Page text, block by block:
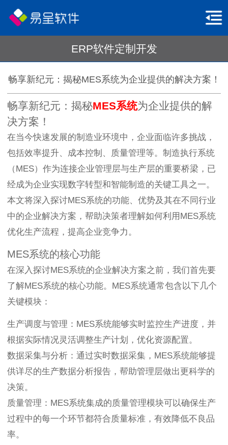
ERP软件定制开发
畅享新纪元：揭秘MES系统为企业提供的解决方案！
畅享新纪元：揭秘MES系统为企业提供的解
决方案！
在当今快速发展的制造业环境中，企业面临许多挑战，
包括效率提升、成本控制、质量管理等。制造执行系统
（MES）作为连接企业管理层与生产层的重要桥梁，已
经成为企业实现数字转型和智能制造的关键工具之一。
本文将深入探讨MES系统的功能、优势及其在不同行业
中的企业解决方案，帮助决策者理解如何利用MES系统
优化生产流程，提高企业竞争力。
MES系统的核心功能
在深入探讨MES系统的企业解决方案之前，我们首先要
了解MES系统的核心功能。MES系统通常包含以下几个
关键模块：
生产调度与管理：MES系统能够实时监控生产进度，并
根据实际情况灵活调整生产计划，优化资源配置。
数据采集与分析：通过实时数据采集，MES系统能够提
供详尽的生产数据分析报告，帮助管理层做出更科学的
决策。
质量管理：MES系统集成的质量管理模块可以确保生产
过程中的每一个环节都符合质量标准，有效降低不良品
率。